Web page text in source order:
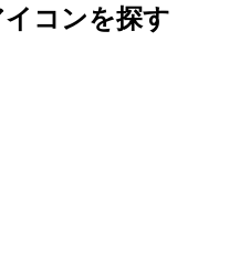
コンを探す